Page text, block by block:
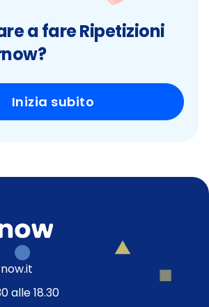
a fare Ripetizioni
Inizia subito
alle 18.30